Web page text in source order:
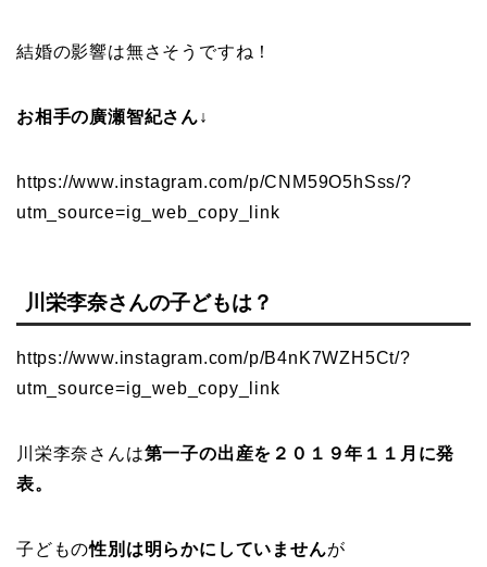
結婚の影響は無さそうですね！
お相手の廣瀬智紀さん↓
https://www.instagram.com/p/CNM59O5hSss/?
utm_source=ig_web_copy_link
川栄李奈さんの子どもは？
https://www.instagram.com/p/B4nK7WZH5Ct/?
utm_source=ig_web_copy_link
川栄李奈さんは第一子の出産を２０１９年１１月に発
表。
子どもの性別は明らかにしていませんが